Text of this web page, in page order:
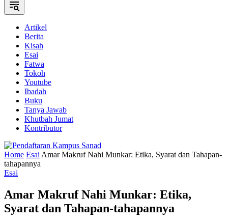
Artikel
Berita
Kisah
Esai
Fatwa
Tokoh
Youtube
Ibadah
Buku
Tanya Jawab
Khutbah Jumat
Kontributor
Home Esai Amar Makruf Nahi Munkar: Etika, Syarat dan Tahapan-
tahapannya
Esai
Amar Makruf Nahi Munkar: Etika,
Syarat dan Tahapan-tahapannya